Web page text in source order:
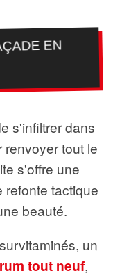
EN
s'infiltrer dans
renvoyer tout le
s'offre une
refonte tactique
beauté.
un
tout neuf,